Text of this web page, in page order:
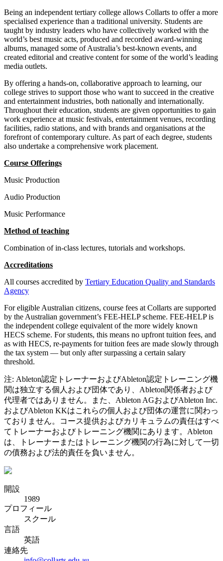
Being an independent tertiary college allows Collarts to offer a more
specialised experience than a traditional university. Students are
taught by industry leaders who have collectively worked with the
world’s best music acts, produced and recorded award-winning
albums, managed some of Australia’s best-known events, and
created editorial and creative content for some of the world’s leading
media outlets.
By offering a hands-on, collaborative approach to learning, our
college strives to support those who want to succeed in the creative
and entertainment industries, both nationally and internationally.
Throughout their education, students are given opportunities to gain
work experience at music festivals, entertainment venues, recording
facilities, radio stations, and with brands and organisations at the
forefront of contemporary culture. As part of each degree, students
also undertake a comprehensive work placement.
Course Offerings
Music Production
Audio Production
Music Performance
Method of teaching
Combination of in-class lectures, tutorials and workshops.
Accreditations
All courses accredited by Tertiary Education Quality and Standards
Agency
For eligible Australian citizens, course fees at Collarts are supported
by the Australian government’s FEE-HELP scheme. FEE-HELP is
the independent college equivalent of the more widely known
HECS scheme. For students, this means no upfront tuition fees, and
as with HECS, re-payments for tuition fees are made slowly through
the tax system — but only after surpassing a certain salary
threshold.
注: Ableton認定トレーナーおよびAbleton認定トレーニング機
関は独立する個人および団体であり、Ableton関係者および
代理者ではありません。また、Ableton AGおよびAbleton Inc.
およびAbleton KKはこれらの個人および団体の運営に関わっ
ておりません。コース提供およびカリキュラムの責任はすべ
てトレーナーおよびトレーニング機関にあります。Ableton
は、トレーナーまたはトレーニング機関の行為に対して一切
の債務および法的責任を負いません。
開設
1989
プロフィール
スクール
言語
英語
連絡先